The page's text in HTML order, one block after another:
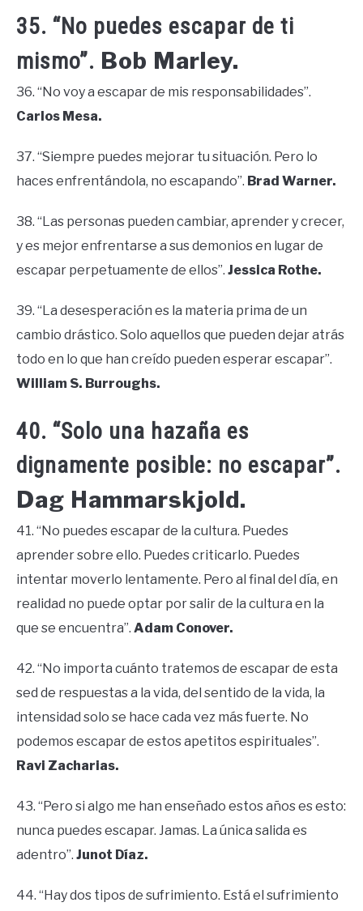
35. “No puedes escapar de ti
mismo”. Bob Marley.
36. “No voy a escapar de mis responsabilidades”.
Carlos Mesa.
37. “Siempre puedes mejorar tu situación. Pero lo
haces enfrentándola, no escapando”. Brad Warner.
38. “Las personas pueden cambiar, aprender y crecer,
y es mejor enfrentarse a sus demonios en lugar de
escapar perpetuamente de ellos”. Jessica Rothe.
39. “La desesperación es la materia prima de un
cambio drástico. Solo aquellos que pueden dejar atrás
todo en lo que han creído pueden esperar escapar”.
William S. Burroughs.
40. “Solo una hazaña es
dignamente posible: no escapar”.
Dag Hammarskjold.
41. “No puedes escapar de la cultura. Puedes
aprender sobre ello. Puedes criticarlo. Puedes
intentar moverlo lentamente. Pero al final del día, en
realidad no puede optar por salir de la cultura en la
que se encuentra”. Adam Conover.
42. “No importa cuánto tratemos de escapar de esta
sed de respuestas a la vida, del sentido de la vida, la
intensidad solo se hace cada vez más fuerte. No
podemos escapar de estos apetitos espirituales”.
Ravi Zacharias.
43. “Pero si algo me han enseñado estos años es esto:
nunca puedes escapar. Jamas. La única salida es
adentro”. Junot Díaz.
44. “Hay dos tipos de sufrimiento. Está el sufrimiento